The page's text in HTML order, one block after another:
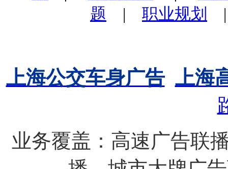
题 | 职业规划
上海公交车身广告 上海
业务覆盖：高速广告联